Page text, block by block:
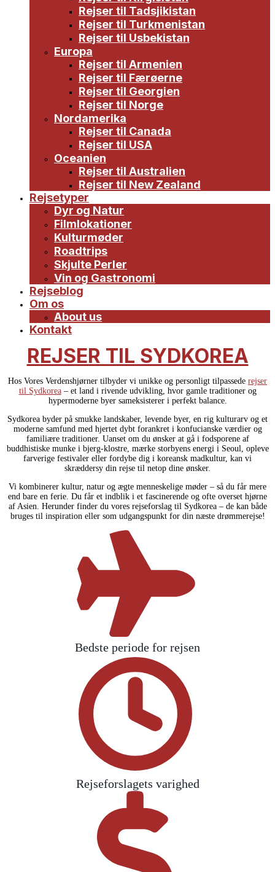
Rejser til Tadsjikistan
Rejser til Turkmenistan
Rejser til Usbekistan
Europa
Rejser til Armenien
Rejser til Færøerne
Rejser til Georgien
Rejser til Norge
Nordamerika
Rejser til Canada
Rejser til USA
Oceanien
Rejser til Australien
Rejser til New Zealand
Rejsetyper
Dyr og Natur
Filmlokationer
Kulturmøder
Roadtrips
Skjulte Perler
Vin og Gastronomi
Rejseblog
Om os
About us
Kontakt
REJSER TIL SYDKOREA
Hos Vores Verdenshjørner tilbyder vi unikke og personligt tilpassede rejser
til Sydkorea– et land i rivende udvikling, hvor gamle traditioner og
hypermoderne byer sameksisterer i perfekt balance.
Sydkorea byder på smukke landskaber, levende byer, en rig kulturarv og et
moderne samfund med hjertet dybt forankret i konfucianske værdier og
familiære traditioner. Uanset om du ønsker at gå i fodsporene af
buddhistiske munke i bjerg-klostre, mærke storbyens energi i Seoul, opleve
farverige festivaler eller fordybe dig i koreansk madkultur, kan vi
skræddersy din rejse til netop dine ønsker.
Vi kombinerer kultur, natur og ægte menneskelige møder – så du får mere
end bare en ferie. Du får et indblik i et fascinerende og ofte overset hjørne
af Asien. Herunder finder du vores rejseforslag til Sydkorea – de kan både
bruges til inspiration eller som udgangspunkt for din næste drømmerejse!
Bedste periode for rejsen
Rejseforslagets varighed